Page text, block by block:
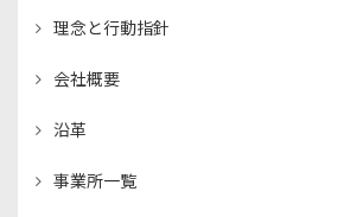
理念と行動指針
会社概要
沿革
事業所一覧